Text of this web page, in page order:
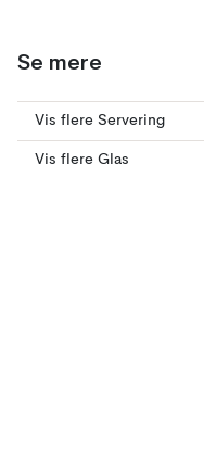
Se mere
Vis flere Servering
Vis flere Glas